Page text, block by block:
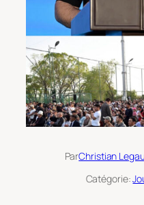
ParChristian
Catégorie: